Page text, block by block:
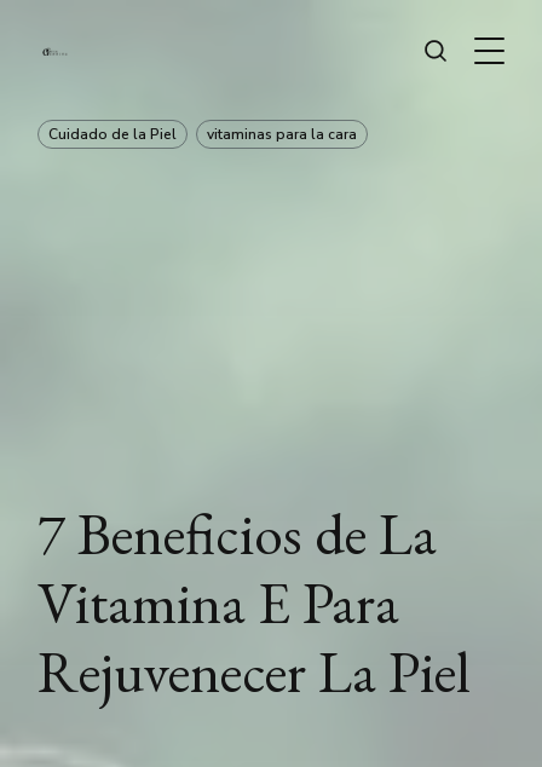
Cuidado de la Piel vitaminas para la cara
7 Beneficios de La
Vitamina E Para
Rejuvenecer La Piel